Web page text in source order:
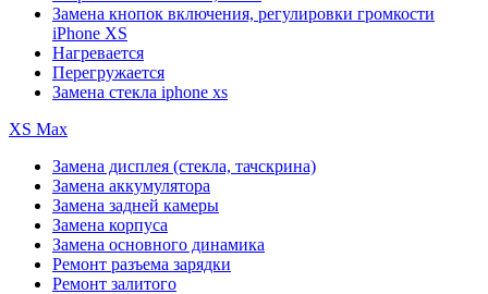
Замена кнопок включения, регулировки громкости
iPhone XS
Нагревается
Перегружается
Замена стекла iphone xs
XS Max
Замена дисплея (стекла, тачскрина)
Замена аккумулятора
Замена задней камеры
Замена корпуса
Замена основного динамика
Ремонт разъема зарядки
Ремонт залитого